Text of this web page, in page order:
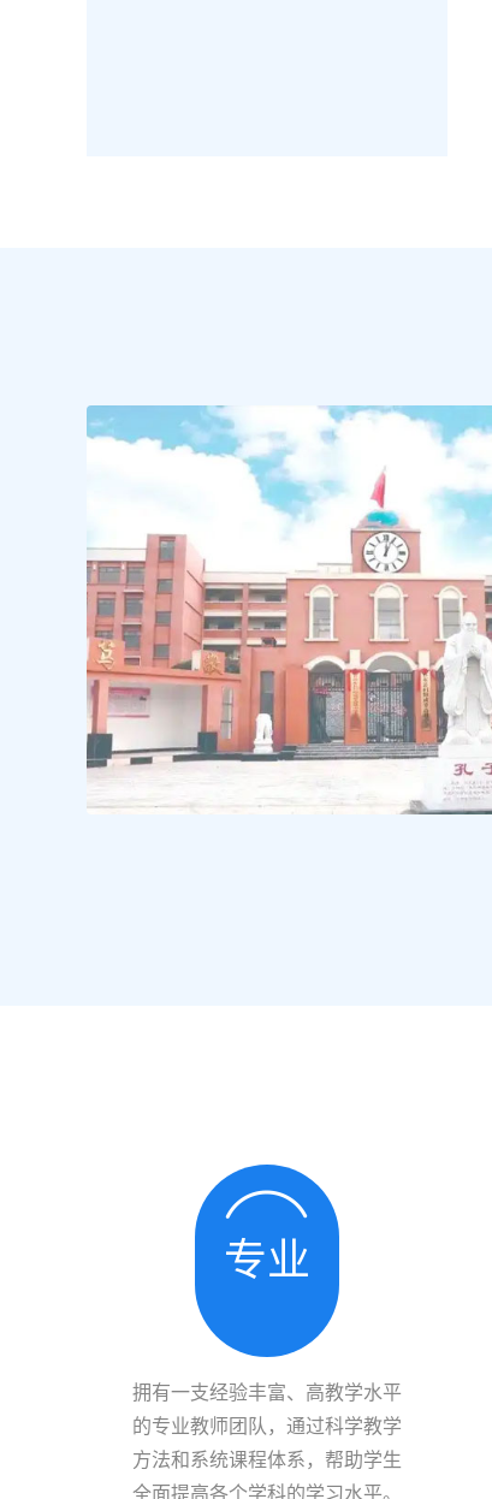
专业
拥有一支经验丰富、高教学水平
的专业教师团队，通过科学教学
方法和系统课程体系，帮助学生
全面提高各个学科的学习水平。